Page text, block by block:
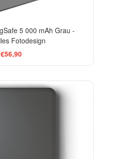
5 000 mAh Grau -
Fotodesign